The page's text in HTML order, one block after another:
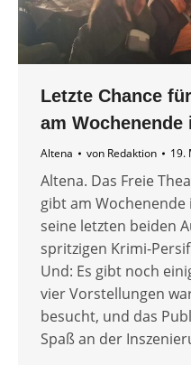
Letzte Chance
am Wochenende
Altena von Redaktion 19.
Altena. Das Freie
gibt am
seine letzten beiden
spritzigen Krimi-
Und: Es gibt noch
vier Vorstellungen
besucht, und das
Spaß an der